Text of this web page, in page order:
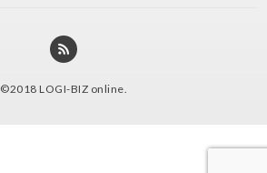
©2018 LOGI-BIZ online.